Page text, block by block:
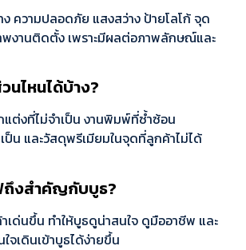
ง ความปลอดภัย แสงสว่าง ป้ายโลโก้ จุด
งานติดตั้ง เพราะมีผลต่อภาพลักษณ์และ
นไหนได้บ้าง?
ต่งที่ไม่จำเป็น งานพิมพ์ที่ซ้ำซ้อน
เป็น และวัสดุพรีเมียมในจุดที่ลูกค้าไม่ได้
ถึงสำคัญกับบูธ?
เด่นขึ้น ทำให้บูธดูน่าสนใจ ดูมืออาชีพ และ
จเดินเข้าบูธได้ง่ายขึ้น